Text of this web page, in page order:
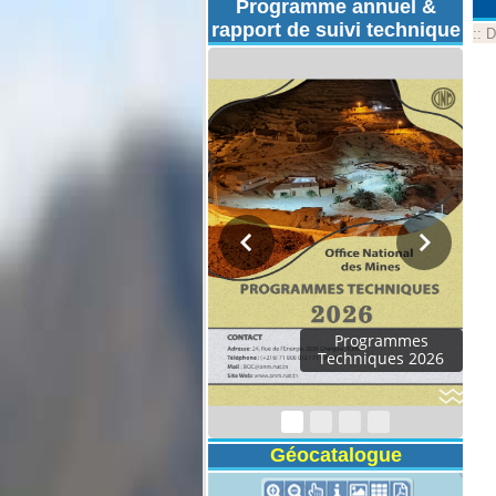
Programme annuel &
rapport de suivi technique
Techniques 2026
Géocatalogue
::